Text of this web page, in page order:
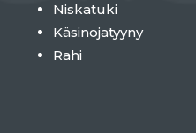
Niskatuki
Käsinojatyyny
Rahi